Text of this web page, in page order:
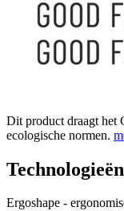
Dit product draagt het
ecologische normen.
Ergoshape -